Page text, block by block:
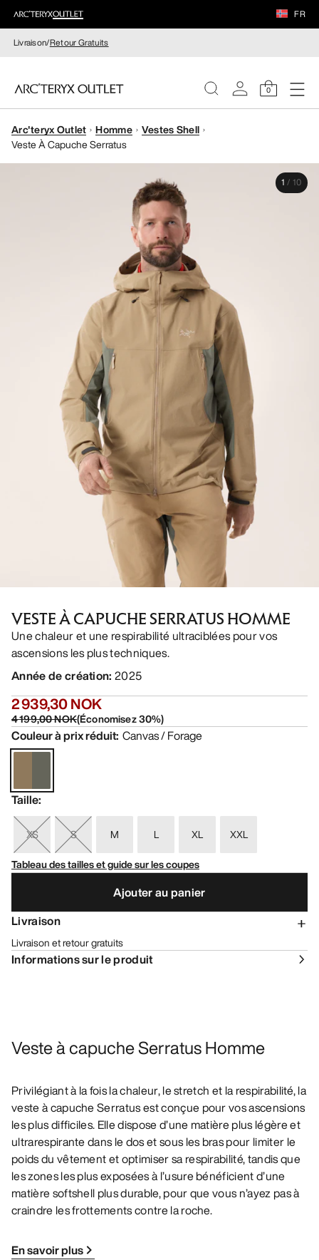
FR
Livraison/Retour Gratuits
0
FEMME
Arc'teryx Outlet Homme
Vestes Shell
Veste À Capuche Serratus
1 / 10
VESTE À CAPUCHE SERRATUS HOMME
Une chaleur et une respirabilité ultraciblées pour vos
ascensions les plus techniques.
Année de création: 2025
2 939,30 NOK
4 199,00 NOK(Économisez30%)
Couleur à prix réduit: Canvas / Forage
Taille:
XS S M L XL
XXL
Tableau des tailles et guide sur les coupes
Ajouter au panier
Livraison
Livraison et retour gratuits
Informations sur le produit
Veste à capuche Serratus Homme
Privilégiant à la fois la chaleur, le stretch et la respirabilité, la
veste à capuche Serratus est conçue pour vos ascensions
les plus difficiles. Elle dispose d’une matière plus légère et
ultrarespirante dans le dos et sous les bras pour limiter le
poids du vêtement et optimiser sa respirabilité, tandis que
les zones les plus exposées à l’usure bénéficient d’une
matière softshell plus durable, pour que vous n’ayez pas à
craindre les frottements contre la roche.
En savoir plus